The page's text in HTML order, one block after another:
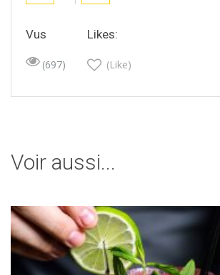
Vus
(697)
Likes:
(Like)
Voir aussi...